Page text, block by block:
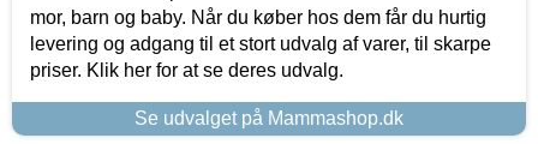
mor, barn og baby. Når du køber hos dem får du hurtig
levering og adgang til et stort udvalg af varer, til skarpe
priser. Klik her for at se deres udvalg.
Se udvalget på Mammashop.dk